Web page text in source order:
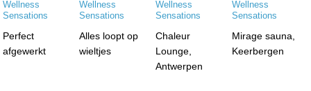
Perfect
afgewerkt
Alles loopt op
wieltjes
Chaleur
Lounge,
Antwerpen
Mirage sauna,
Keerbergen